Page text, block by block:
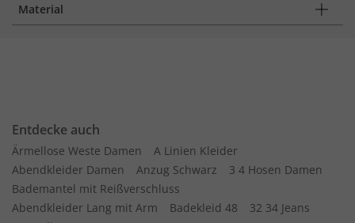
Material
Entdecke auch
Ärmellose Weste Damen
A Linien Kleider
Abendkleider Damen
Anzug Schwarz
3 4 Hosen Damen
Bademantel mit Reißverschluss
Abendkleider Lang mit Arm
Badekleid 48
32 34 Jeans